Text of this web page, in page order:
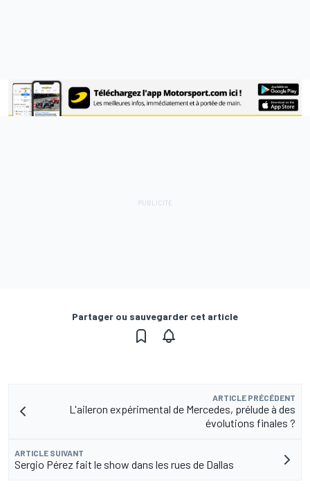
Partager ou sauvegarder cet article
ARTICLE PRÉCÉDENT
L'aileron expérimental de Mercedes, prélude à des
évolutions finales ?
ARTICLE SUIVANT
Sergio Pérez fait le show dans les rues de Dallas